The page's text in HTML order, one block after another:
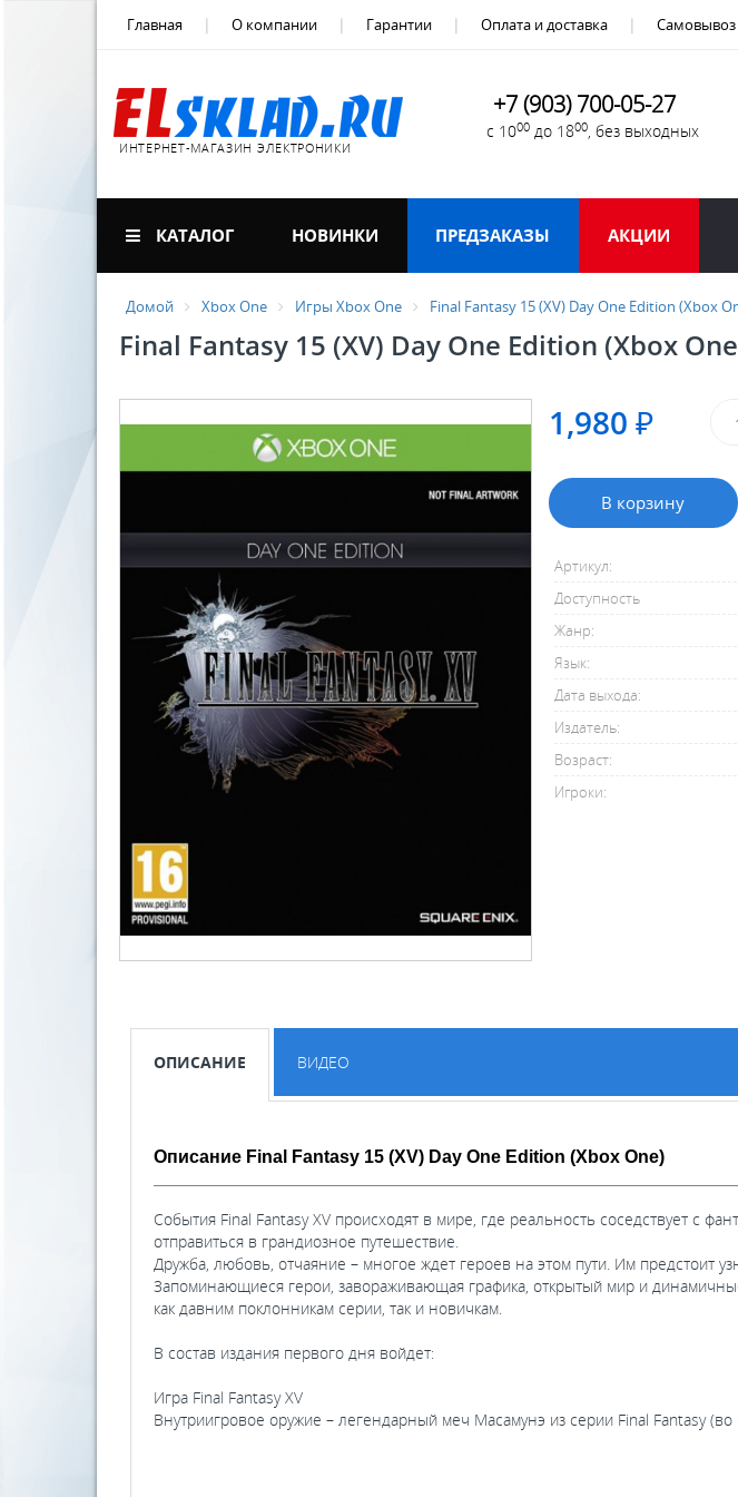
Главная О компании Гарантии Оплата и доставка Самовывоз
ИНТЕРНЕТ-МАГАЗИН ЭЛЕКТРОНИКИ
+7 (903) 700-05-27
с 1000 до 1800, без выходных
КАТАЛОГ НОВИНКИ ПРЕДЗАКАЗЫ АКЦИИ
Домой Xbox One Игры Xbox One Final Fantasy 15 (XV) Day One Edition (Xbox
Final Fantasy 15 (XV) Day One Edition (Xbox
1,980 ₽
В корзину
Артикул:
Доступность
Жанр:
Язык:
Дата выхода:
Издатель:
Возраст:
Игроки:
ОПИСАНИЕ ВИДЕО
Описание Final Fantasy 15 (XV) Day One Edition (Xbox One)
События Final Fantasy XV происходят в мире, где реальность соседствует с
отправиться в грандиозное путешествие.
Дружба, любовь, отчаяние – многое ждет героев на этом пути. Им предстоит
Запоминающиеся герои, завораживающая графика, открытый мир и
как давним поклонникам серии, так и новичкам.
В состав издания первого дня войдет:
Игра Final Fantasy XV
Внутриигровое оружие – легендарный меч Масамунэ из серии Final Fantasy